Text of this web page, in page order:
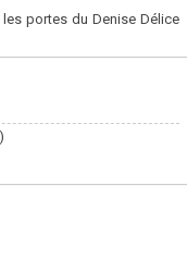
portes du Denise Délice